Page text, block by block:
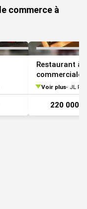
commerce à
Restaurant à
commerciale
Voir plus JL
220 000